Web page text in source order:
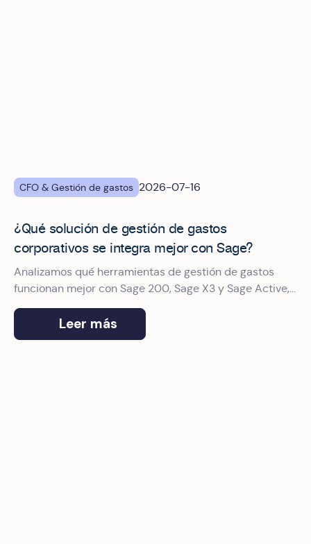
CFO & Gestión de gastos 2026-07-16
¿Qué solución de gestión de gastos
corporativos se integra mejor con Sage?
Analizamos qué herramientas de gestión de gastos
funcionan mejor con Sage 200, Sage X3 y Sage Active,
y por qué Okticket es el proveedor de gestión de
gastos de empresa elegido por Sage.
Leer más